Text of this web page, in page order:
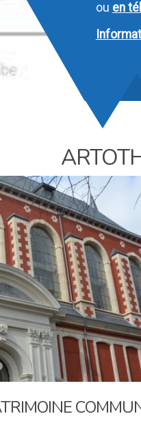
ou en